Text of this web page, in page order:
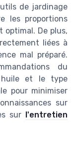
de jardinage
les proportions
optimal. De plus,
liées à
mal préparé.
du
et le type
pour minimiser
sur
sur l'entretien